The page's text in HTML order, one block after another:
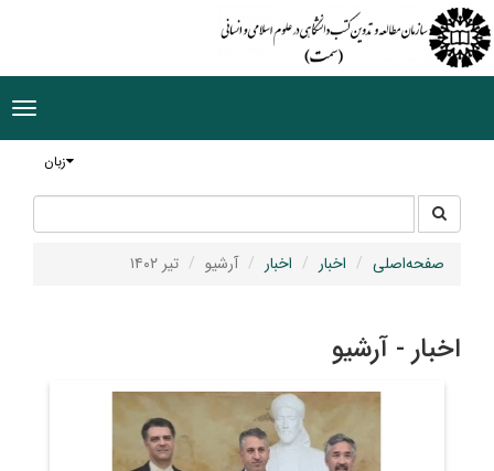
زبان
جستجو
در
سایت
صفحه‌اصلی اخبار اخبار آرشیو تیر ۱۴۰۲
اخبار - آرشیو